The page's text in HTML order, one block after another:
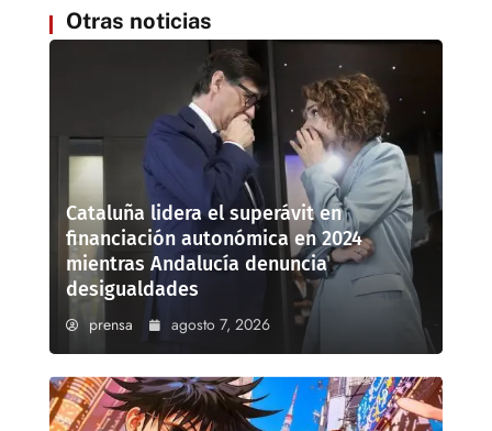
Otras noticias
Cataluña lidera el superávit en
financiación autonómica en 2024
mientras Andalucía denuncia
desigualdades
prensa agosto 7, 2026